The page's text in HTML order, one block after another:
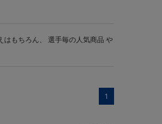
はもちろん、 選手毎の人気商品 や
1